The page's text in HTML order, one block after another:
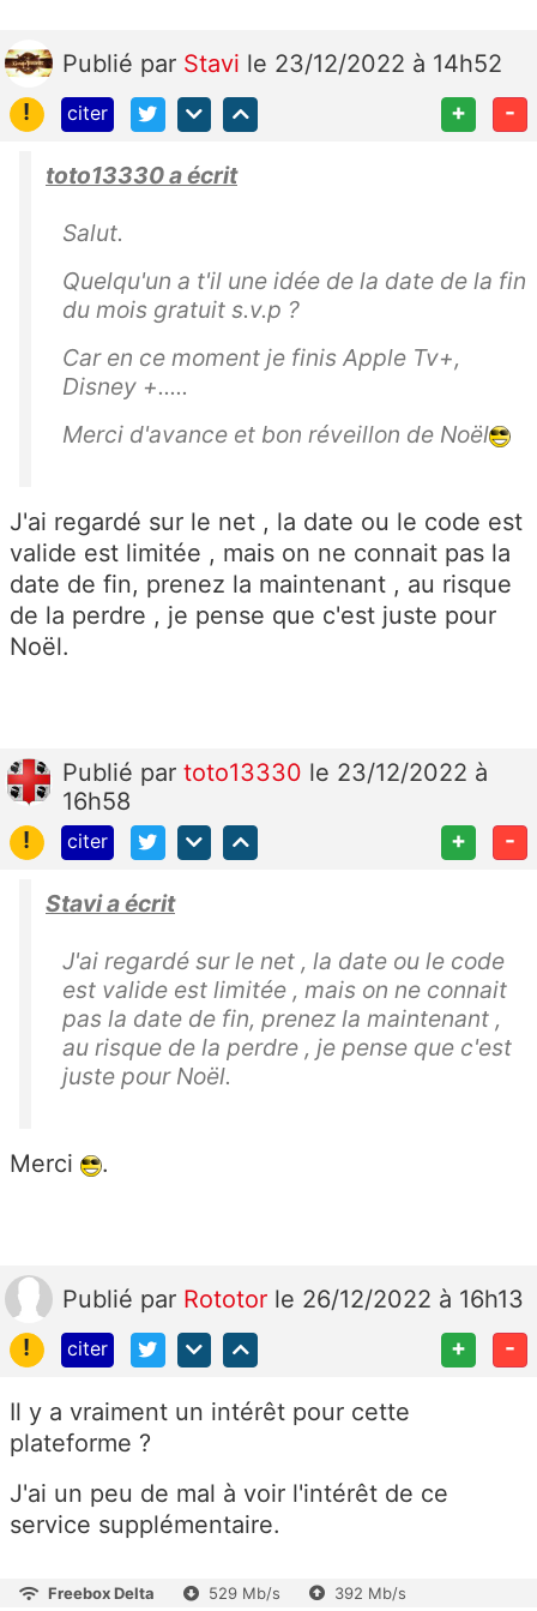
Publié par Stavi le 23/12/2022 à 14h52
!
citer + -
toto13330 a écrit
Salut.
Quelqu'un a t'il une idée de la date de la fin
du mois gratuit s.v.p ?
Car en ce moment je finis Apple Tv+,
Disney +.....
Merci d'avance et bon réveillon de Noël
J'ai regardé sur le net , la date ou le code est
valide est limitée , mais on ne connait pas la
date de fin, prenez la maintenant , au risque
de la perdre , je pense que c'est juste pour
Noël.
Publié par toto13330 le 23/12/2022 à
16h58
!
citer + -
Stavi a écrit
J'ai regardé sur le net , la date ou le code
est valide est limitée , mais on ne connait
pas la date de fin, prenez la maintenant ,
au risque de la perdre , je pense que c'est
juste pour Noël.
Merci .
Publié par Rototor le 26/12/2022 à 16h13
!
citer + -
Il y a vraiment un intérêt pour cette
plateforme ?
J'ai un peu de mal à voir l'intérêt de ce
service supplémentaire.
Freebox Delta 529 Mb/s 392 Mb/s